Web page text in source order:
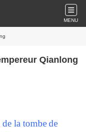
MENU
Qianlong
la tombede